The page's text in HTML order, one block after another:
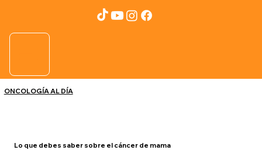
ONCOLOGÍA AL DÍA
Lo que debes saber sobre el cáncer de mama